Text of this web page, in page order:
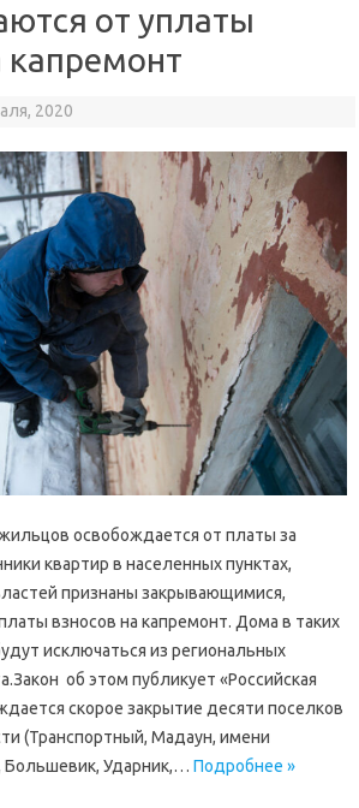
от уплаты
капремонт
2020
освобождается от платы за
квартир в населенных пунктах,
признаны закрывающимися,
взносов на капремонт. Дома в таких
исключаться из региональных
об этом публикует «Российская
скорое закрытие десяти поселков
(Транспортный, Мадаун, имени
Большевик, Ударник,… Подробнее »